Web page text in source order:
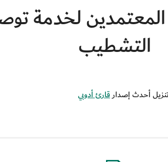
المعتمدين لخدمة
التشطيب
قارئ أدوبي